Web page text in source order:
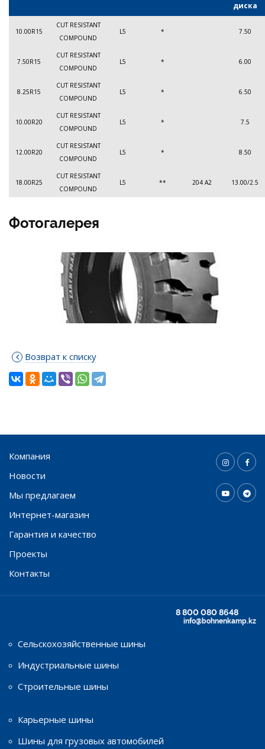
диска
10.00R15
CUT RESISTANT
COMPOUND
L5 * 7.50
7.50R15
CUT RESISTANT
COMPOUND
L5 * 6.00
8.25R15
CUT RESISTANT
COMPOUND
L5 * 6.50
10.00R20
CUT RESISTANT
COMPOUND
L5 * 7.5
12.00R20
CUT RESISTANT
COMPOUND
L5 * 8.50
18.00R25
CUT RESISTANT
COMPOUND
L5 ** 204 A2 13.00/2.5
Фотогалерея
Возврат к списку
Компания
Новости
Мы предлагаем
Интернет-магазин
Гарантия и качество
Проекты
Контакты
8 800 080 8648
info@bohnenkamp.kz
Сельскохозяйственные шины
Индустриальные шины
Строительные шины
Карьерные шины
Шины для грузовых автомобилей